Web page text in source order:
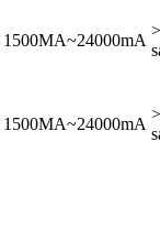
1500MA~24000mA
1500MA~24000mA